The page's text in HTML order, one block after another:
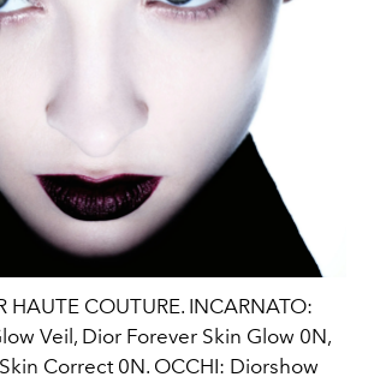
HAUTE COUTURE. INCARNATO:
Veil, Dior Forever Skin Glow 0N,
Correct 0N. OCCHI: Diorshow